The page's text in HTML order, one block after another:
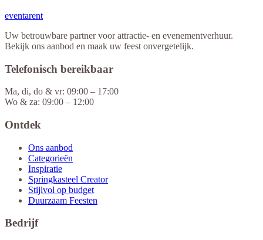
eventarent
Uw betrouwbare partner voor attractie- en evenementverhuur.
Bekijk ons aanbod en maak uw feest onvergetelijk.
Telefonisch bereikbaar
Ma, di, do & vr: 09:00 – 17:00
Wo & za: 09:00 – 12:00
Ontdek
Ons aanbod
Categorieën
Inspiratie
Springkasteel Creator
Stijlvol op budget
Duurzaam Feesten
Bedrijf